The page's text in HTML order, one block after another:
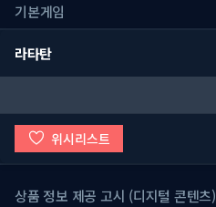
기본게임
라타탄
위시리스트
상품 정보 제공 고시 (디지털 콘텐츠)